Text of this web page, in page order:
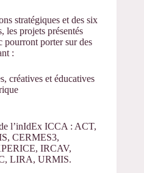
stratégiques et des six
les projets présentés
pourront porter sur des
:
créatives et éducatives
l’inIdEx ICCA : ACT,
CERMES3,
IRCAV,
LIRA, URMIS.